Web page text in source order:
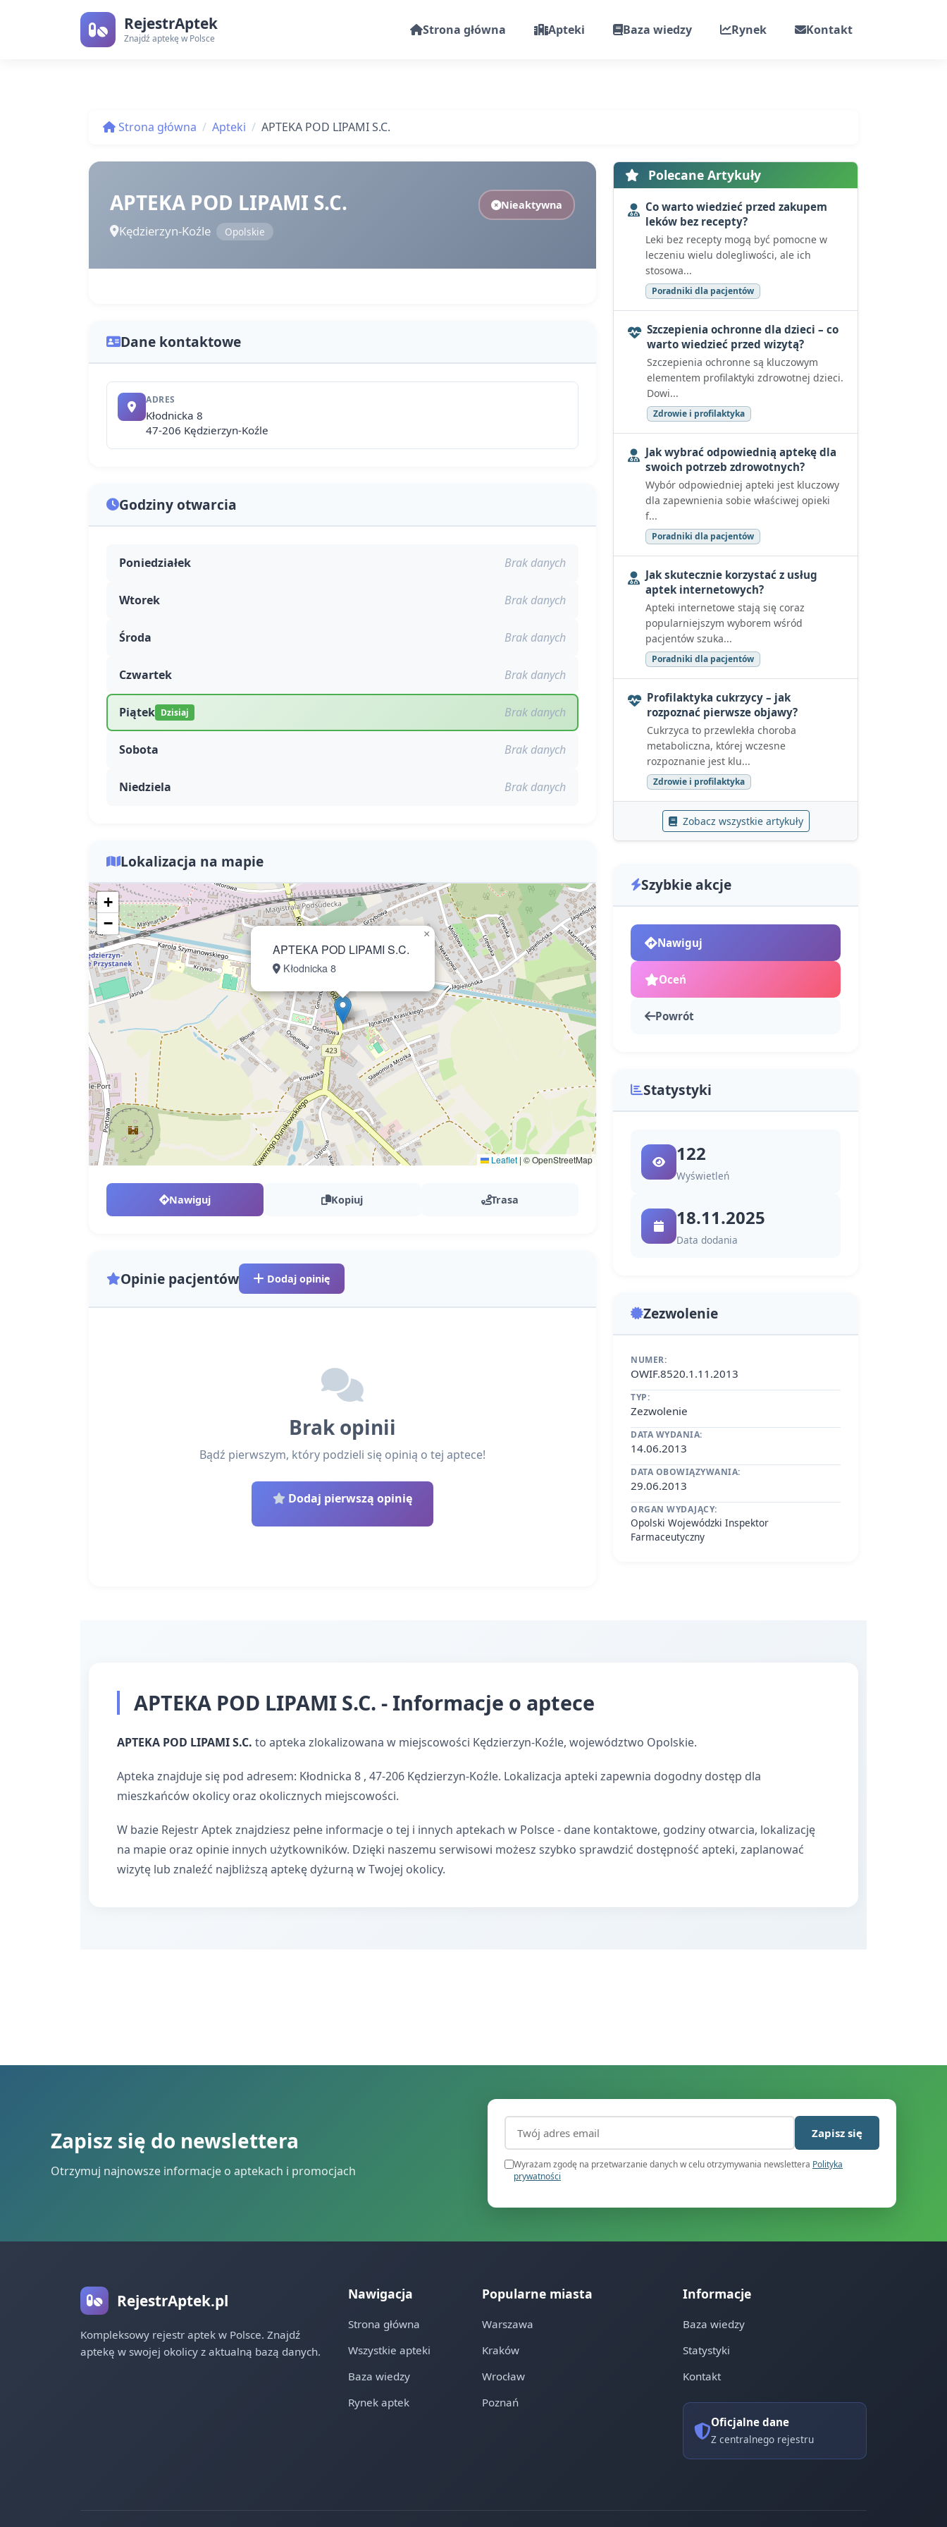
RejestrAptek
Znajdź aptekę w Polsce
Strona główna Apteki Baza wiedzy Rynek Kontakt
Strona główna Apteki APTEKA POD LIPAMI S.C.
APTEKA POD LIPAMI S.C.
Kędzierzyn-Koźle Opolskie
Nieaktywna
Dane kontaktowe
ADRES
Kłodnicka 8
47-206 Kędzierzyn-Koźle
Godziny otwarcia
Poniedziałek Brak danych
Wtorek Brak danych
Środa Brak danych
Czwartek Brak danych
Piątek Dzisiaj Brak danych
Sobota Brak danych
Niedziela Brak danych
Lokalizacja na mapie
APTEKA POD LIPAMI S.C.
Kłodnicka 8
×
+
−
Leaflet | © OpenStreetMap
Nawiguj Kopiuj Trasa
Opinie pacjentów Dodaj opinię
Brak opinii
Bądź pierwszym, który podzieli się opinią o tej aptece!
Dodaj pierwszą opinię
Polecane Artykuły
Co warto wiedzieć przed zakupem
leków bez recepty?
Leki bez recepty mogą być pomocne w
leczeniu wielu dolegliwości, ale ich
stosowa...
Poradniki dla pacjentów
Szczepienia ochronne dla dzieci – co
warto wiedzieć przed wizytą?
Szczepienia ochronne są kluczowym
elementem profilaktyki zdrowotnej dzieci.
Dowi...
Zdrowie i profilaktyka
Jak wybrać odpowiednią aptekę dla
swoich potrzeb zdrowotnych?
Wybór odpowiedniej apteki jest kluczowy
dla zapewnienia sobie właściwej opieki
f...
Poradniki dla pacjentów
Jak skutecznie korzystać z usług
aptek internetowych?
Apteki internetowe stają się coraz
popularniejszym wyborem wśród
pacjentów szuka...
Poradniki dla pacjentów
Profilaktyka cukrzycy – jak
rozpoznać pierwsze objawy?
Cukrzyca to przewlekła choroba
metaboliczna, której wczesne
rozpoznanie jest klu...
Zdrowie i profilaktyka
Zobacz wszystkie artykuły
Szybkie akcje
Nawiguj
Oceń
Powrót
Statystyki
122
Wyświetleń
18.11.2025
Data dodania
Zezwolenie
NUMER:
OWIF.8520.1.11.2013
TYP:
Zezwolenie
DATA WYDANIA:
14.06.2013
DATA OBOWIĄZYWANIA:
29.06.2013
ORGAN WYDAJĄCY:
Opolski Wojewódzki Inspektor
Farmaceutyczny
APTEKA POD LIPAMI S.C. - Informacje o aptece
APTEKA POD LIPAMI S.C. to apteka zlokalizowana w miejscowości Kędzierzyn-Koźle, województwo Opolskie.
Apteka znajduje się pod adresem: Kłodnicka 8 , 47-206 Kędzierzyn-Koźle. Lokalizacja apteki zapewnia dogodny dostęp dla
mieszkańców okolicy oraz okolicznych miejscowości.
W bazie Rejestr Aptek znajdziesz pełne informacje o tej i innych aptekach w Polsce - dane kontaktowe, godziny otwarcia, lokalizację
na mapie oraz opinie innych użytkowników. Dzięki naszemu serwisowi możesz szybko sprawdzić dostępność apteki, zaplanować
wizytę lub znaleźć najbliższą aptekę dyżurną w Twojej okolicy.
Zapisz się do newslettera
Otrzymuj najnowsze informacje o aptekach i promocjach
Adres email (wymagany)
Zapisz się
Wyrażam zgodę na przetwarzanie danych w celu otrzymywania newslettera Polityka
prywatności
RejestrAptek.pl
Kompleksowy rejestr aptek w Polsce. Znajdź
aptekę w swojej okolicy z aktualną bazą danych.
Nawigacja
Strona główna
Wszystkie apteki
Baza wiedzy
Rynek aptek
Popularne miasta
Warszawa
Kraków
Wrocław
Poznań
Informacje
Baza wiedzy
Statystyki
Kontakt
Oficjalne dane
Z centralnego rejestru